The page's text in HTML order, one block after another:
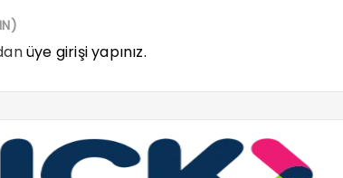
üye girişi yapınız.